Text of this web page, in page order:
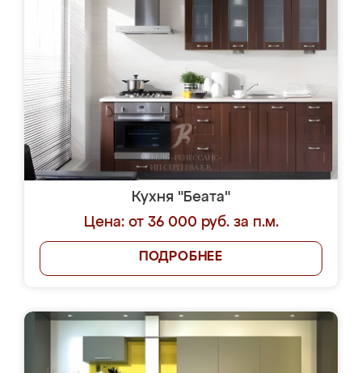
Кухня "Беата"
Цена: от 36 000 руб. за п.м.
ПОДРОБНЕЕ